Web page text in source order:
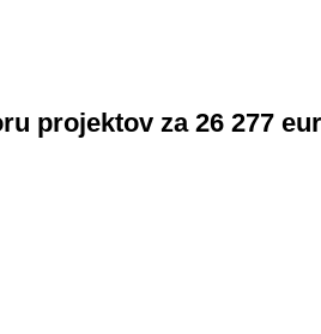
projektov za 26 277 eur